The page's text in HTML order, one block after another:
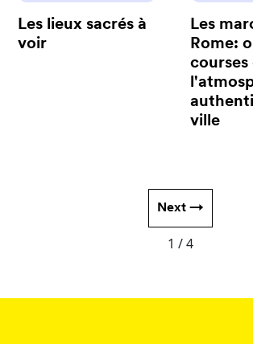
Les lieux sacrés à
voir
Les
Rome:
courses
ville
Next →
1 / 4